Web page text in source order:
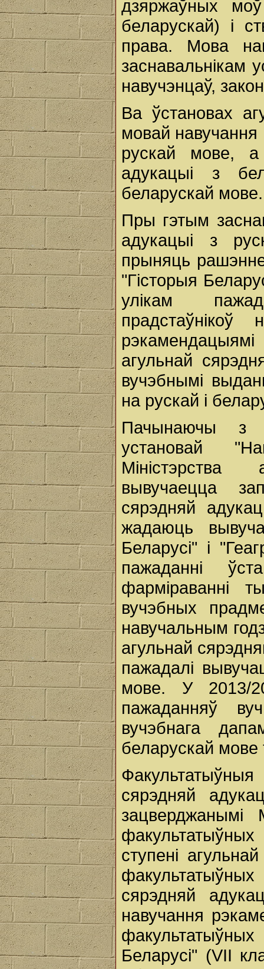
дзяржаўных
беларускай) і
права. Мова
заснавальнікам
навучэнцаў,
Ва ўстановах
мовай
рускай мове, а
адукацыі з
беларускай мове.
Пры гэтым
адукацыі з
прыняць
"Гісторыя
улікам
прадстаўнікоў
агульнай
вучэбнымі
на рускай і
Пачынаючы з
установай
Міністэрства
вывучаецца
сярэдняй
жадаюць
Беларусі" і
пажаданні
фарміраванні
вучэбных
навучальным
агульнай
пажадалі
мове. У 2013/
пажаданняў
вучэбнага
беларускай
сярэдняй
зацверджанымі
ступені
сярэдняй
навучання
Беларусі" (VII